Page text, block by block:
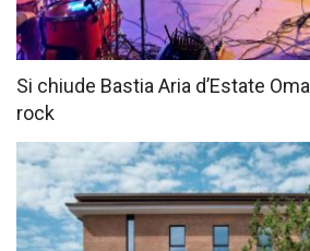
Si chiude Bastia Aria d’Estate
rock